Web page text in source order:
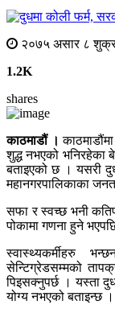
२०७५ असार ८
1.2K
shares
काठमाडौं ।
शुद्ध नभएको भनिरहेका
बताइएको छ । यसरी
महानगरपालिकाका
सफा र स्वच्छ भनी
पोकामा गणना हुने
स्वास्थ्यकर्मीहरु
सेन्टिग्रेडसम्मको
पिइसक्नुपर्छ । यस्ता
योग्य नभएको बताइन्छ ।